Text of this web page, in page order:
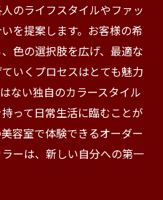
のライフスタイルやファッ
を提案します。お客様の希
色の選択肢を広げ、最適な
いくプロセスはとても魅力
ない独自のカラースタイル
って日常生活に臨むことが
容室で体験できるオーダー
ーは、新しい自分への第一